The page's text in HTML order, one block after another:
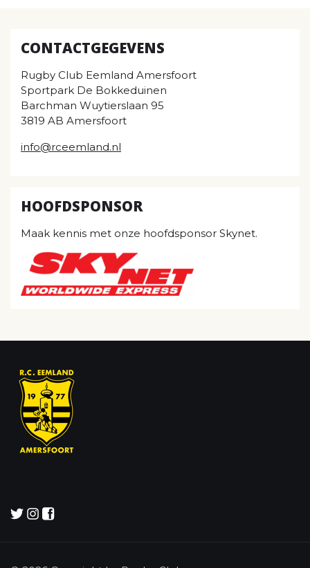
CONTACTGEGEVENS
Rugby Club Eemland Amersfoort
Sportpark De Bokkeduinen
Barchman Wuytierslaan 95
3819 AB Amersfoort
info@rceemland.nl
HOOFDSPONSOR
Maak kennis met onze hoofdsponsor Skynet.